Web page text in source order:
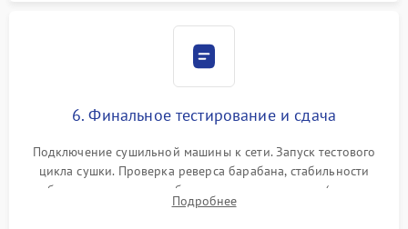
6. Финальное тестирование и сдача
Подключение сушильной машины к сети. Запуск тестового
цикла сушки. Проверка реверса барабана, стабильности
набора температуры, работы дренажного насоса (откачка
конденсата) и отсутствия посторонних скрипов, стуков или
Подробнее